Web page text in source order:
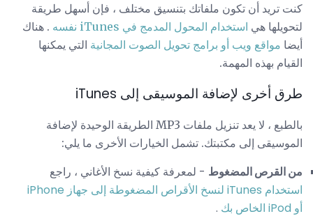
كنت تريد أن تكون ملفاتك بتنسيق مختلف ، فإن أسهل طريقة
لتحويلها هي استخدام المحول المدمج في iTunes نفسه
. هناك
أيضا مواقع ويب أو برامج تحويل الصوت المجانية التي يمكنها
القيام بهذه المهمة.
طرق أخرى لإضافة الموسيقى إلى iTunes
بالطبع ، لا يعد تنزيل ملفات MP3 الطريقة الوحيدة لإضافة
الموسيقى إلى مكتبتك. تشمل الخيارات الأخرى ما يلي:
من القرص المضغوط - لمعرفة كيفية نسخ الأغاني ، راجع
استخدام iTunes لنسخ الأقراص المضغوطة إلى جهاز iPhone
أو iPod الخاص بك
.